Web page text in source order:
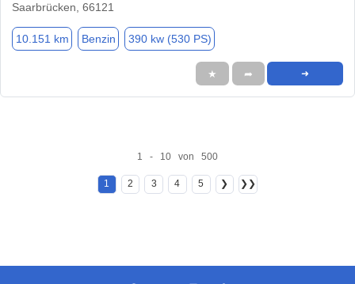
Saarbrücken, 66121
10.151 km Benzin 390 kw (530 PS)
★ ➦ ➜
1 - 10 von 500
1 2 3 4 5 ❯ ❯❯